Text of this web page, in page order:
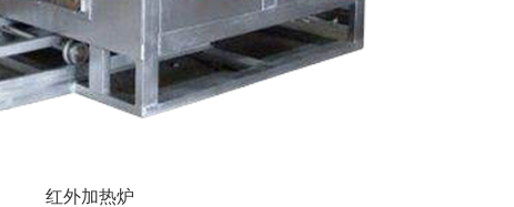
红外加热炉